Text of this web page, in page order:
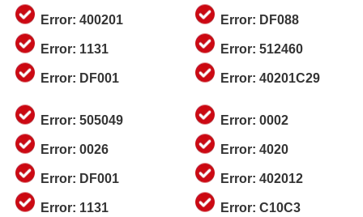
Error: 400201
Error: 1131
Error: DF001
Error: DF088
Error: 512460
Error: 40201C29
Error: 505049
Error: 0026
Error: DF001
Error: 1131
Error: 0002
Error: 4020
Error: 402012
Error: C10C3